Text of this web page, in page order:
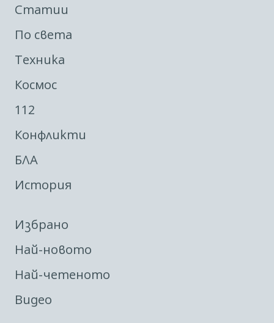
Статии
По света
Техника
Космос
112
Конфликти
БЛА
История
Избрано
Най-новото
Най-четеното
Видео